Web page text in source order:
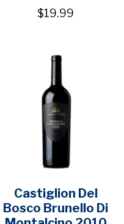
$19.99
Castiglion Del
Bosco Brunello Di